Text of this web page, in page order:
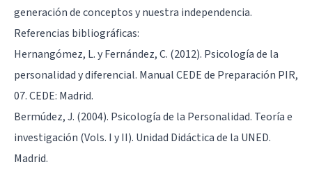
generación de conceptos y nuestra independencia.
Referencias bibliográficas:
Hernangómez, L. y Fernández, C. (2012). Psicología de la
personalidad y diferencial. Manual CEDE de Preparación PIR,
07. CEDE: Madrid.
Bermúdez, J. (2004). Psicología de la Personalidad. Teoría e
investigación (Vols. I y II). Unidad Didáctica de la UNED.
Madrid.